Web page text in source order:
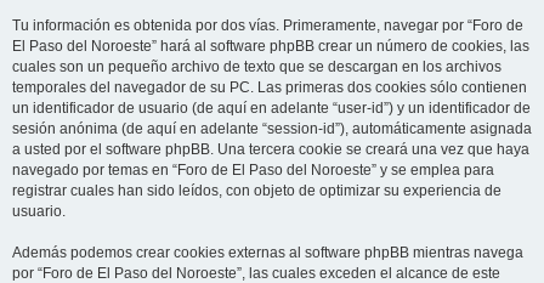
Tu información es obtenida por dos vías. Primeramente, navegar por “Foro de
El Paso del Noroeste” hará al software phpBB crear un número de cookies, las
cuales son un pequeño archivo de texto que se descargan en los archivos
temporales del navegador de su PC. Las primeras dos cookies sólo contienen
un identificador de usuario (de aquí en adelante “user-id”) y un identificador de
sesión anónima (de aquí en adelante “session-id”), automáticamente asignada
a usted por el software phpBB. Una tercera cookie se creará una vez que haya
navegado por temas en “Foro de El Paso del Noroeste” y se emplea para
registrar cuales han sido leídos, con objeto de optimizar su experiencia de
usuario.
Además podemos crear cookies externas al software phpBB mientras navega
por “Foro de El Paso del Noroeste”, las cuales exceden el alcance de este